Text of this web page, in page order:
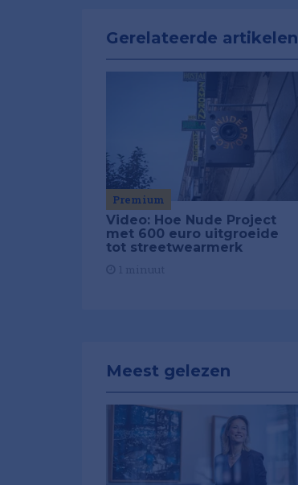
Gerelateerde artikelen
Premium
Video: Hoe Nude Project
met 600 euro uitgroeide
tot streetwearmerk
Meest gelezen